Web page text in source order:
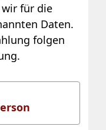
für die
Daten.
folgen